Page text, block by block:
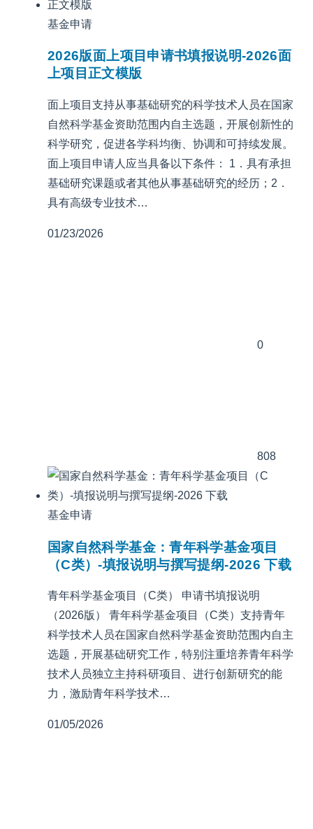
基金申请
2026版面上项目申请书填报说明-2026面
上项目正文模版
面上项目支持从事基础研究的科学技术人员在国家
自然科学基金资助范围内自主选题，开展创新性的
科学研究，促进各学科均衡、协调和可持续发展。
面上项目申请人应当具备以下条件： 1．具有承担
基础研究课题或者其他从事基础研究的经历；2．
具有高级专业技术…
01/23/2026
0
808
基金申请
国家自然科学基金：青年科学基金项目
（C类）-填报说明与撰写提纲-2026 下载
青年科学基金项目（C类） 申请书填报说明
（2026版） 青年科学基金项目（C类）支持青年
科学技术人员在国家自然科学基金资助范围内自主
选题，开展基础研究工作，特别注重培养青年科学
技术人员独立主持科研项目、进行创新研究的能
力，激励青年科学技术…
01/05/2026